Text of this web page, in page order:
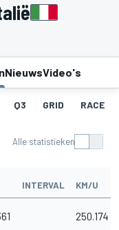
NieuwsVideo's
Q3 GRID RACE
Alle statistieken
INTERVAL KM/U
250.174